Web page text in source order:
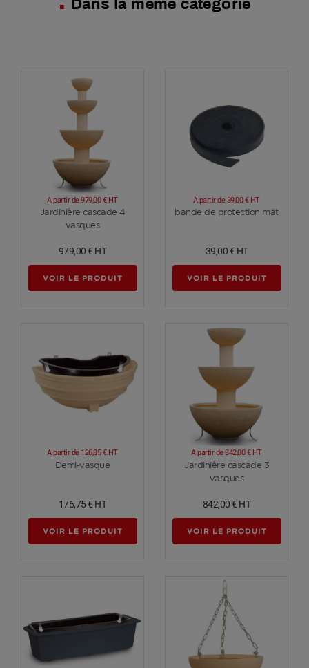
Dans la même catégorie
Voir plus
Jardinière cascade 4
vasques
A partir de979,00 € HT
979,00 € HT
VOIR LE PRODUIT
Voir plus
bande de protection mât
A partir de39,00 € HT
39,00 € HT
VOIR LE PRODUIT
Voir plus
Demi-vasque
A partir de 126,85 € HT
176,75 € HT
VOIR LE PRODUIT
Voir plus
Jardinière cascade 3
vasques
A partir de842,00 € HT
842,00 € HT
VOIR LE PRODUIT